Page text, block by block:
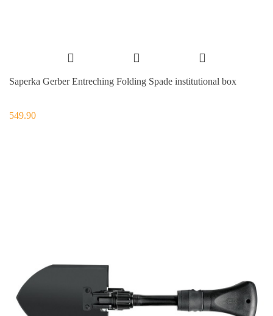
Saperka Gerber Entreching Folding Spade institutional box
549.90